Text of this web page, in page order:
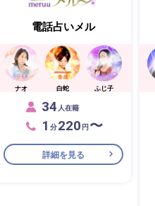
電話占いメル
ナオ 白蛇 ふじ子
34 人在籍
1 分220 円〜
詳細を見る